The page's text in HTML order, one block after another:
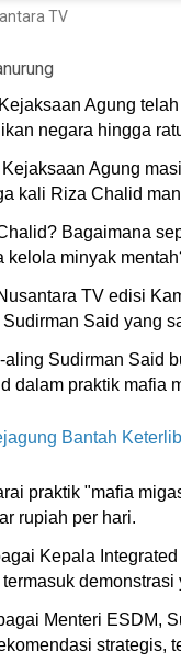
TV
Agung
negara hingga
Agung
kali Riza Chalid
Bagaimana
kelola minyak
TV edisi
Said yang
aling Sudirman Said
dalam praktik mafia
Bantah
praktik "mafia
rupiah per hari.
Kepala
Menteri ESDM,
strategis,